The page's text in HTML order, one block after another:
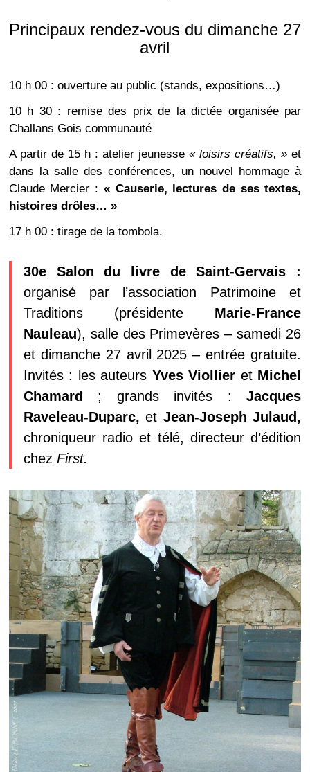
Principaux rendez-vous du dimanche 27
avril
10 h 00 : ouverture au public (stands, expositions…)
10 h 30 : remise des prix de la dictée organisée par
Challans Gois communauté
A partir de 15 h : atelier jeunesse« loisirs créatifs, » et
dans la salle des conférences, un nouvel hommage à
Claude Mercier : « Causerie, lectures de ses textes,
histoires drôles… »
17 h 00 : tirage de la tombola.
30e Salon du livre de Saint-Gervais :
organisé par l’association Patrimoine et
Traditions (présidente Marie-France
Nauleau), salle des Primevères – samedi 26
et dimanche 27 avril 2025 – entrée gratuite.
Invités : les auteurs Yves Viollier et Michel
Chamard ; grands invités :Jacques
Raveleau-Duparc, et Jean-Joseph Julaud,
chroniqueur radio et télé, directeur d’édition
chez First.